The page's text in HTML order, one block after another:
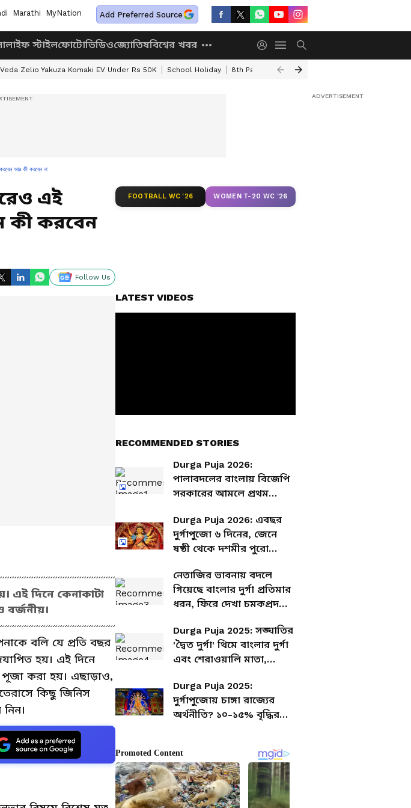
Marathi MyNation Add Preferred Source
লাইফ স্টাইলফোটোভিডিওজ্যোতিষবিশ্বের খবর
Veda Zelio Yakuza Komaki EV Under Rs 50K School Holiday 8th Pay Commission
আর কী করবেন না
এই
কী করবেন
Follow Us
এই দিনে কেনাকাটা
বলি যে প্রতি বছর
হয়। এই দিনে
পূজা করা হয়। এছাড়াও,
কিছু জিনিস
FOOTBALL WC '26 WOMEN T-20 WC '26
LATEST VIDEOS
RECOMMENDED STORIES
Durga Puja 2026:
পালাবদলের বাংলায় বিজেপি
সরকারের আমলে প্রথম
সময়সূচি
Durga Puja 2026: এবছর
দুর্গাপুজো ৬ দিনের, জেনে
ষষ্ঠী থেকে দশমীর পুরো
নেতাজির ভাবনায় বদলে
গিয়েছে বাংলার দুর্গা প্রতিমার
ধরন, ফিরে দেখা চমকপ্রদ
Durga Puja 2025: সঙ্ঘাতির
'দ্বৈত দুর্গা' থিমে বাংলার দুর্গা
এবং শেরাওয়ালি মাতা,
Durga Puja 2025:
দুর্গাপুজোয় চাঙ্গা রাজ্যের
অর্থনীতি? ১০-১৫% বৃদ্ধির